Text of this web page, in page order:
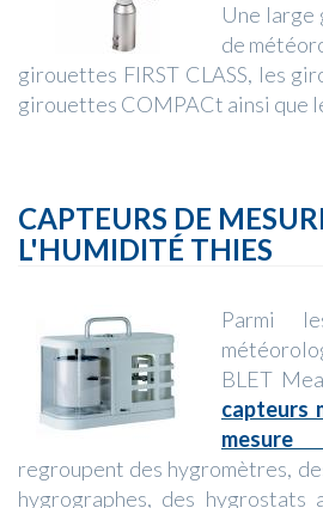
Une large
de
girouettes FIRST CLASS, les
girouettes COMPACt ainsi que
CAPTEURS DE
L'HUMIDITÉ THIES
Parmi
BLET
capteurs
regroupent des hygromètres,
hygrographes, des hygrostats